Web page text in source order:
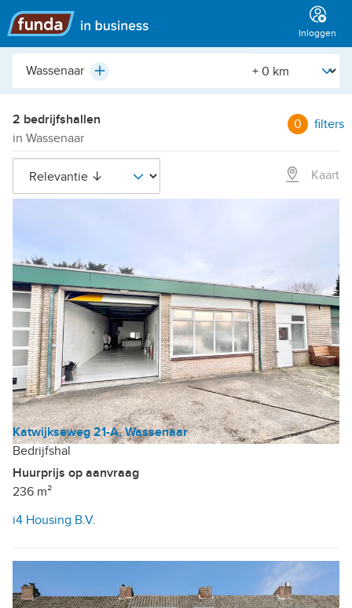
Hoofdmenu
Inloggen
Plaats,
etc.
Plus [Straal]
2 bedrijfshallen
in Wassenaar
0 filters
Kaart
Katwijkseweg 21-A, Wassenaar
Bedrijfshal
Huurprijs op aanvraag
236 m²
i4 Housing B.V.